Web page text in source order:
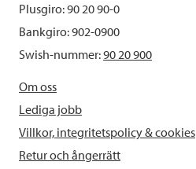
Plusgiro: 90 20 90-0
Bankgiro: 902-0900
Swish-nummer:90 20 900
Om oss
Lediga jobb
Villkor, integritetspolicy & cookies
Retur och ångerrätt